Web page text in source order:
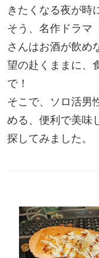
きたくなる夜が時
そう、名作ドラマ
さんはお酒が飲め
望の赴くままに、
で！
そこで、ソロ活男
める、便利で美味
探してみました。